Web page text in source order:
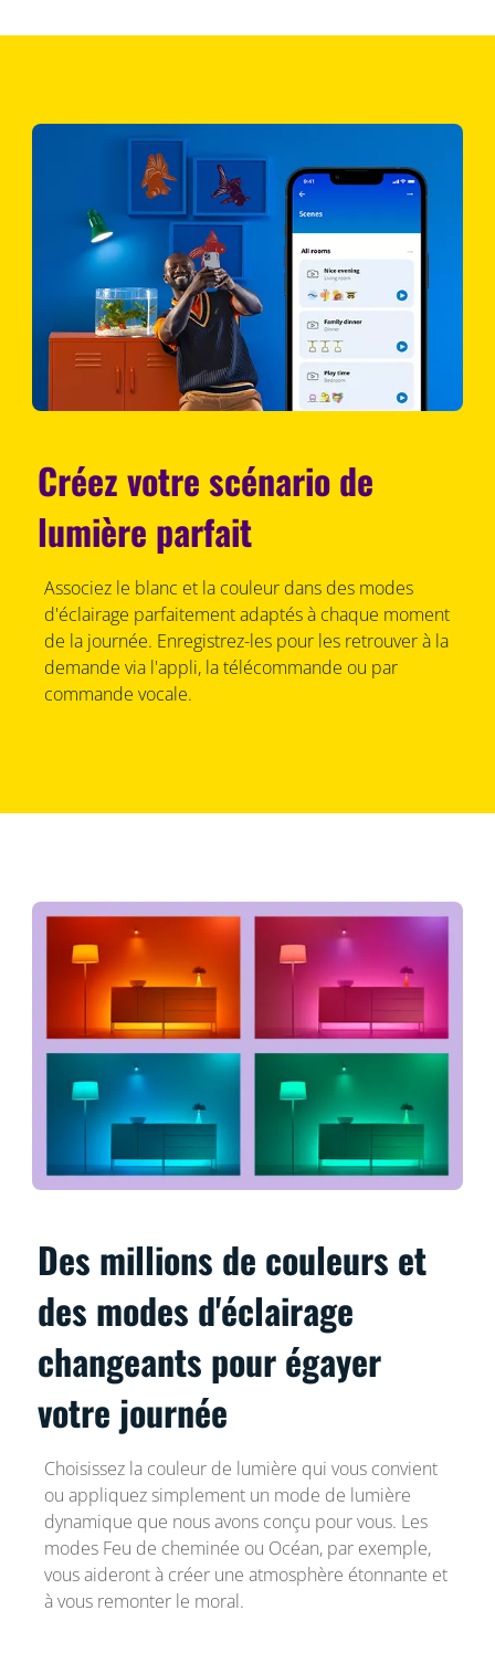
Créez votre scénario de
lumière parfait
Associez le blanc et la couleur dans des modes
d'éclairage parfaitement adaptés à chaque moment
de la journée. Enregistrez-les pour les retrouver à la
demande via l'appli, la télécommande ou par
commande vocale.
Des millions de couleurs et
des modes d'éclairage
changeants pour égayer
votre journée
Choisissez la couleur de lumière qui vous convient
ou appliquez simplement un mode de lumière
dynamique que nous avons conçu pour vous. Les
modes Feu de cheminée ou Océan, par exemple,
vous aideront à créer une atmosphère étonnante et
à vous remonter le moral.